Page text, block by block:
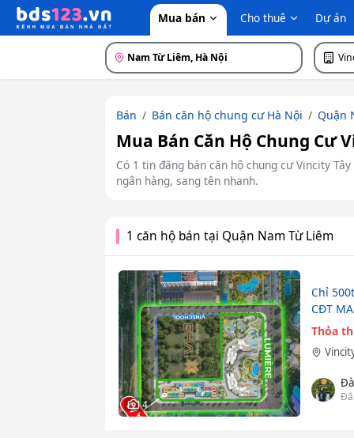
Mua bán Cho thuê Dự án
Nam Từ Liêm, Hà Nội
Bán Bán căn hộ chung cư Hà Nội Quận
Mua Bán Căn Hộ Chung Cư
Có 1 tin đăng bán căn hộ chung cư Vincity
ngân hàng, sang tên nhanh.
1 căn hộ bán tại Quận Nam Từ Liêm
4
Chỉ
CĐT
Thỏa